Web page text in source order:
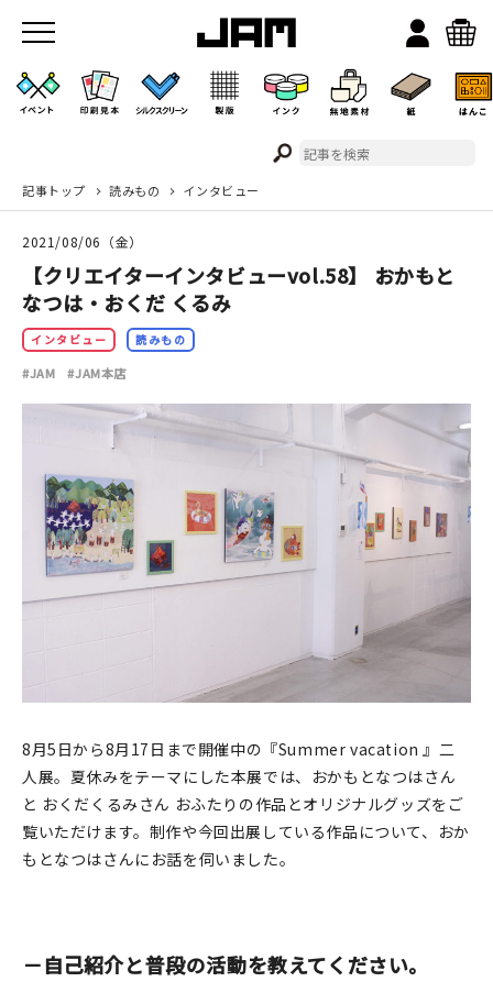
JAMのこと
お店/ワークスペース
印刷見本
シルクスクリーン
無地素材
文房具
雑貨
はんこ
台湾グッズ
記事トップ 読みもの インタビュー
2021/08/06（金）
【クリエイターインタビューvol.58】 おかもと
なつは・おくだ くるみ
インタビュー 読みもの
#JAM #JAM本店
8月5日から8月17日まで開催中の『Summer vacation 』二
人展。夏休みをテーマにした本展では、おかもとなつはさん
と おくだくるみさん おふたりの作品とオリジナルグッズをご
覧いただけます。制作や今回出展している作品について、おか
もとなつはさんにお話を伺いました。
－自己紹介と普段の活動を教えてください。